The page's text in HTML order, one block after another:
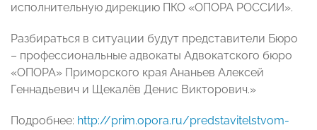
исполнительную дирекцию ПКО «ОПОРА РОССИИ».
Разбираться в ситуации будут представители Бюро
– профессиональные адвокаты Адвокатского бюро
«ОПОРА» Приморского края Ананьев Алексей
Геннадьевич и Щекалёв Денис Викторович.»
Подробнее: http://prim.opora.ru/predstavitelstvom-